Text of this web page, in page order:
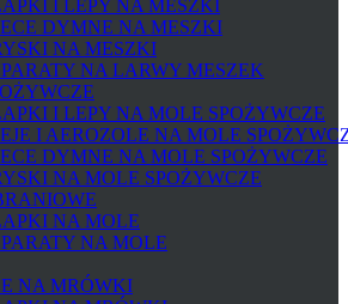
I LEPY NA MESZKI
DYMNE NA MESZKI
NA MESZKI
NA LARWY MESZEK
I LEPY NA MOLE SPOŻYWCZE
I AEROZOLE NA MOLE
DYMNE NA MOLE SPOŻYWCZE
NA MOLE SPOŻYWCZE
NA MOLE
NA MOLE
NA MRÓWKI